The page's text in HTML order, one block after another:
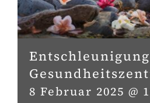
8 Februar 2025 @